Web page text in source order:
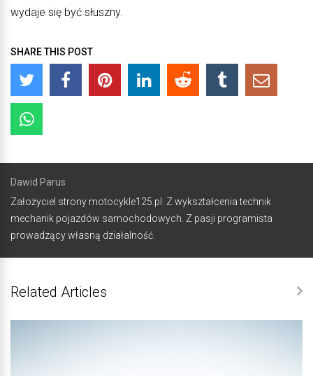
wydaje się być słuszny.
SHARE THIS POST
Dawid Parus
Założyciel strony motocykle125.pl. Z wykształcenia technik
mechanik pojazdów samochodowych. Z pasji programista
prowadzący własną działalność.
Related Articles